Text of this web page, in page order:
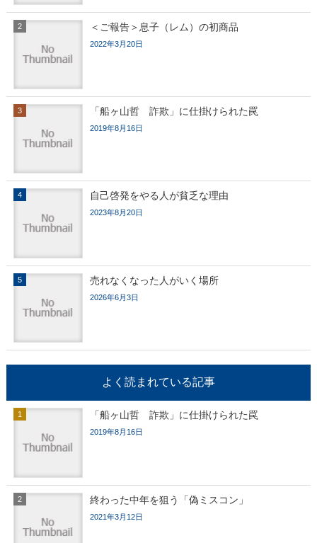
＜ご報告＞息子（レム）の初商品
2022年3月20日
「船ヶ山哲 詐欺」に仕掛けられた罠
2019年8月16日
自己啓発をやる人が貧乏な理由
2023年8月20日
売れなくなった人がいく場所
2026年6月3日
よく読まれている記事
「船ヶ山哲 詐欺」に仕掛けられた罠
2019年8月16日
終わった中年を狙う「偽ミスコン」
2021年3月12日